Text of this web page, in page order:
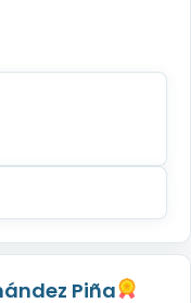
Piña